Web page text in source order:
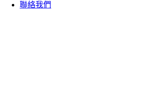
聯絡我們